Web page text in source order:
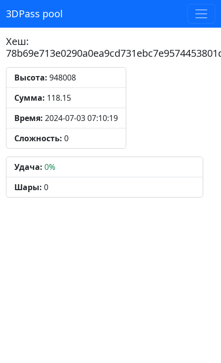
3DPass pool
Хеш:
Высота: 948008
Сумма: 118.15
Время: 2024-07-03 07:10:19
Сложность: 0
Удача: 0%
Шары: 0